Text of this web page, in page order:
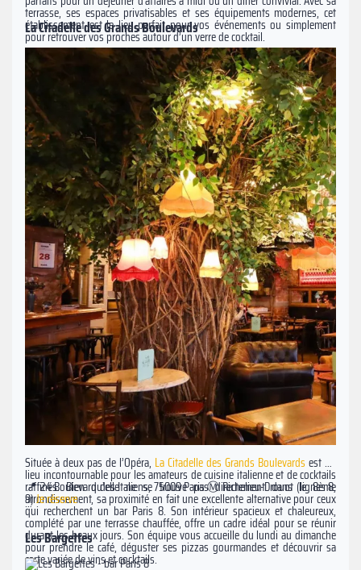
terrasse, ses espaces privatisables et ses équipements modernes, cet
établissement est le lieu parfait pour vos événements ou simplement
pour retrouver vos proches autour d’un verre de cocktail.
La Citadelle des Grands Boulevards
Située à deux pas de l’Opéra, La Citadelle des Grands Boulevards est un
lieu incontournable pour les amateurs de cuisine italienne et de cocktails
raffinés. Bien qu’elle ne se trouve pas directement dans le 8ème
arrondissement, sa proximité en fait une excellente alternative pour ceux
qui recherchent un bar Paris 8. Son intérieur spacieux et chaleureux,
complété par une terrasse chauffée, offre un cadre idéal pour se réunir
durant les beaux jours. Son équipe vous accueille du lundi au dimanche
pour prendre le café, déguster ses pizzas gourmandes et découvrir sa
carte variée de vins et cocktails.
📍 24 Boulevard des Italiens, 75009 Paris Ⓜ️ Richelieu-Drouot (lignes 8,
9)Je réserve
Les Bargettes